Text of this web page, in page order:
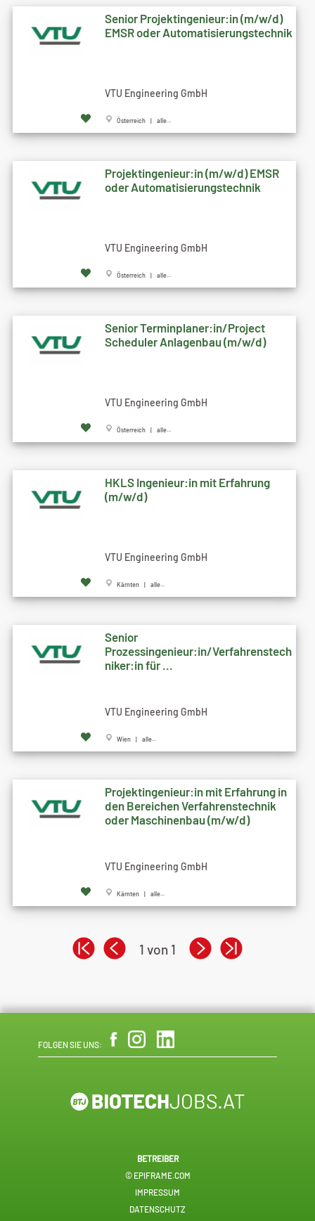
Senior Projektingenieur:in (m/w/d)
EMSR oder Automatisierungstechnik
VTU Engineering GmbH
Österreich | alle...
Projektingenieur:in (m/w/d) EMSR
oder Automatisierungstechnik
VTU Engineering GmbH
Österreich | alle...
Senior Terminplaner:in/Project
Scheduler Anlagenbau (m/w/d)
VTU Engineering GmbH
Österreich | alle...
HKLS Ingenieur:in mit Erfahrung
(m/w/d)
VTU Engineering GmbH
Kärnten | alle...
Senior
Prozessingenieur:in/Verfahrenstech
niker:in für ...
VTU Engineering GmbH
Wien | alle...
Projektingenieur:in mit Erfahrung in
den Bereichen Verfahrenstechnik
oder Maschinenbau (m/w/d)
VTU Engineering GmbH
Kärnten | alle...
1 von 1
FOLGEN SIE UNS:
BETREIBER
© EPIFRAME.COM
IMPRESSUM
DATENSCHUTZ